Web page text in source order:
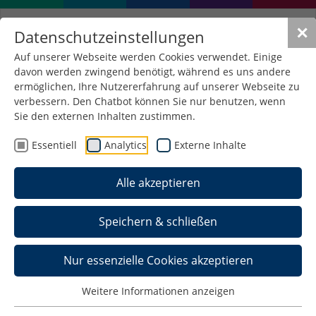
✕
Datenschutzeinstellungen
Auf unserer Webseite werden Cookies verwendet. Einige
davon werden zwingend benötigt, während es uns andere
ermöglichen, Ihre Nutzererfahrung auf unserer Webseite zu
verbessern. Den Chatbot können Sie nur benutzen, wenn
Sie den externen Inhalten zustimmen.
Essentiell Analytics Externe Inhalte
Alle akzeptieren
Speichern & schließen
Nur essenzielle Cookies akzeptieren
Weitere Informationen anzeigen
Erasmus+ EU-Praktikum –
Ihre Chance auf
praktische Erfahrung im
Ausland
Das Erasmus+ Programm bietet Studierenden der
Hochschule Schmalkalden die Möglichkeit,
Praktika in Unternehmen oder Organisationen
innerhalb der EU zu absolvieren. Diese Praktika
sind eine hervorragende Gelegenheit, praktische
Erfahrungen zu sammeln, Ihre beruflichen
Fähigkeiten zu erweitern und Ihre Chancen auf